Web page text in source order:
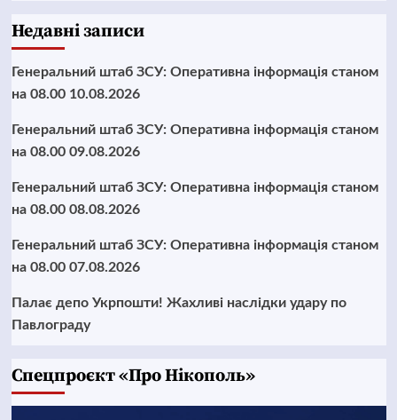
Недавні записи
Генеральний штаб ЗСУ: Оперативна інформація станом
на 08.00 10.08.2026
Генеральний штаб ЗСУ: Оперативна інформація станом
на 08.00 09.08.2026
Генеральний штаб ЗСУ: Оперативна інформація станом
на 08.00 08.08.2026
Генеральний штаб ЗСУ: Оперативна інформація станом
на 08.00 07.08.2026
Палає депо Укрпошти! Жахливі наслідки удару по
Павлограду
Cпецпроєкт «Про Нікополь»